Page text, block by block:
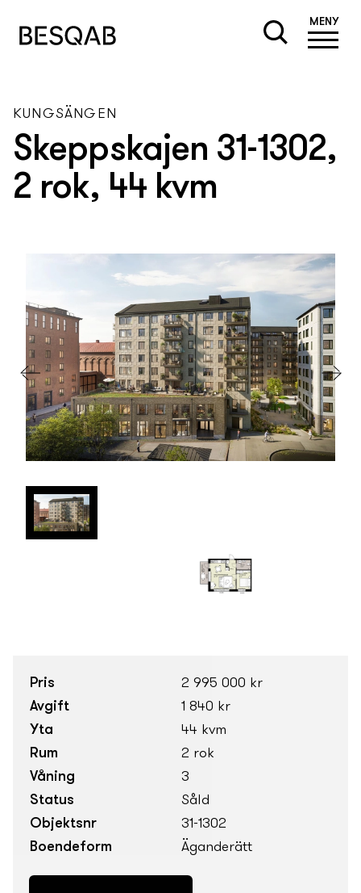
MENY
KUNGSÄNGEN
Skeppskajen 31-1302,
2 rok, 44 kvm
Pris
2 995 000 kr
Avgift
1 840 kr
Yta
44 kvm
Rum
2 rok
Våning
3
Status
Såld
Objektsnr
31-1302
Boendeform
Äganderätt